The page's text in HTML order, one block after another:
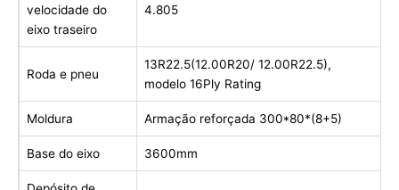
velocidade do
eixo traseiro
4.805
Roda e pneu
13R22.5(12.00R20/ 12.00R22.5),
modelo 16Ply Rating
Moldura Armação reforçada 300*80*(8+5)
Base do eixo 3600mm